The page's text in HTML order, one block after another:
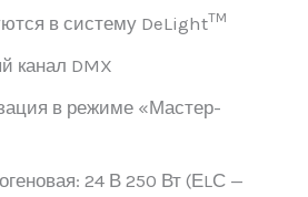
в систему DeLightTM
канал DMX
в режиме «Мастер-
24 В 250 Вт (ЕLС —